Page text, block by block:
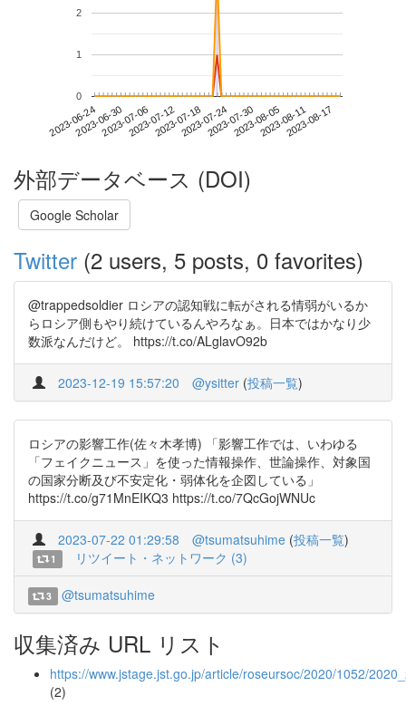
2023-06-242023-06-302023-07-062023-07-122023-07-182023-07-242023-07-302023-08-052023-08-112023-08-17
0
1
2
外部データベース (DOI)
Google Scholar
Twitter (2 users, 5 posts, 0 favorites)
@trappedsoldier ロシアの認知戦に転がされる情弱がいるか
らロシア側もやり続けているんやろなぁ。日本ではかなり少
数派なんだけど。 https://t.co/ALglavO92b
2023-12-19 15:57:20 @ysitter (投稿一覧)
ロシアの影響工作(佐々木孝博) 「影響工作では、いわゆる
「フェイクニュース」を使った情報操作、世論操作、対象国
の国家分断及び不安定化・弱体化を企図している」
https://t.co/g71MnEIKQ3 https://t.co/7QcGojWNUc
2023-07-22 01:29:58 @tsumatsuhime (投稿一覧)
1 リツイート・ネットワーク (3)
3 @tsumatsuhime
収集済み URL リスト
https://www.jstage.jst.go.jp/article/roseursoc/2020/1052/
(2)